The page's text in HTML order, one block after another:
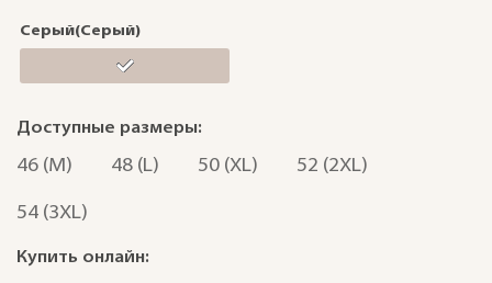
Серый(Серый)
Доступные размеры:
46 (M) 48 (L) 50 (XL) 52 (2XL)
54 (3XL)
Купить онлайн: